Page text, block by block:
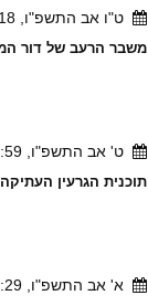
ט"ו אב התשפ"ו, 11:18
משבר הרעב של דור
ט' אב התשפ"ו, 13:59
תוכנית הגרעין
א' אב התשפ"ו, 10:29